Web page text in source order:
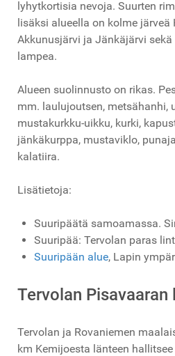
lyhytkortisia nevoja. Suurten
lisäksi alueella on kolme järveä
Akkunusjärvi ja Jänkäjärvi
lampea.
Alueen suolinnusto on rikas.
mm. laulujoutsen, metsähanhi,
mustakurkku-uikku, kurki,
jänkäkurppa, mustaviklo,
kalatiira.
Lisätietoja:
Suuripäätä samoamassa.
Suuripää: Tervolan paras
Suuripään alue, Lapin
Tervolan
Tervolan ja Rovaniemen
km Kemijoesta länteen